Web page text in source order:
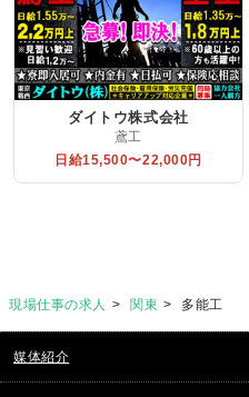
ダイトウ株式会社
鳶工
日給15,500〜22,000円
現場仕事の求人 関東 多能工
媒体紹介